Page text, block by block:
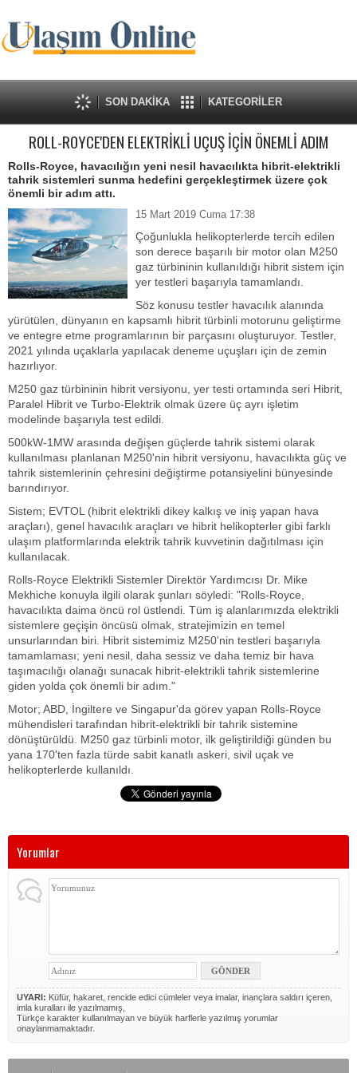
SON DAKİKA KATEGORİLER
ROLL-ROYCE'DEN ELEKTRİKLİ UÇUŞ İÇİN ÖNEMLİ ADIM
Rolls-Royce, havacılığın yeni nesil havacılıkta hibrit-elektrikli
tahrik sistemleri sunma hedefini gerçekleştirmek üzere çok
önemli bir adım attı.
15 Mart 2019 Cuma 17:38
Çoğunlukla helikopterlerde tercih edilen
son derece başarılı bir motor olan M250
gaz türbininin kullanıldığı hibrit sistem için
yer testleri başarıyla tamamlandı.
Söz konusu testler havacılık alanında
yürütülen, dünyanın en kapsamlı hibrit türbinli motorunu geliştirme
ve entegre etme programlarının bir parçasını oluşturuyor. Testler,
2021 yılında uçaklarla yapılacak deneme uçuşları için de zemin
hazırlıyor.
M250 gaz türbininin hibrit versiyonu, yer testi ortamında seri Hibrit,
Paralel Hibrit ve Turbo-Elektrik olmak üzere üç ayrı işletim
modelinde başarıyla test edildi.
500kW-1MW arasında değişen güçlerde tahrik sistemi olarak
kullanılması planlanan M250'nin hibrit versiyonu, havacılıkta güç ve
tahrik sistemlerinin çehresini değiştirme potansiyelini bünyesinde
barındırıyor.
Sistem; EVTOL (hibrit elektrikli dikey kalkış ve iniş yapan hava
araçları), genel havacılık araçları ve hibrit helikopterler gibi farklı
ulaşım platformlarında elektrik tahrik kuvvetinin dağıtılması için
kullanılacak.
Rolls-Royce Elektrikli Sistemler Direktör Yardımcısı Dr. Mike
Mekhiche konuyla ilgili olarak şunları söyledi: "Rolls-Royce,
havacılıkta daima öncü rol üstlendi. Tüm iş alanlarımızda elektrikli
sistemlere geçişin öncüsü olmak, stratejimizin en temel
unsurlarından biri. Hibrit sistemimiz M250'nin testleri başarıyla
tamamlaması; yeni nesil, daha sessiz ve daha temiz bir hava
taşımacılığı olanağı sunacak hibrit-elektrikli tahrik sistemlerine
giden yolda çok önemli bir adım."
Motor; ABD, İngiltere ve Singapur'da görev yapan Rolls-Royce
mühendisleri tarafından hibrit-elektrikli bir tahrik sistemine
dönüştürüldü. M250 gaz türbinli motor, ilk geliştirildiği günden bu
yana 170'ten fazla türde sabit kanatlı askeri, sivil uçak ve
helikopterlerde kullanıldı.
Yorumlar
UYARI: Küfür, hakaret, rencide edici cümleler veya imalar, inançlara saldırı içeren,
imla kuralları ile yazılmamış,
Türkçe karakter kullanılmayan ve büyük harflerle yazılmış yorumlar
onaylanmamaktadır.